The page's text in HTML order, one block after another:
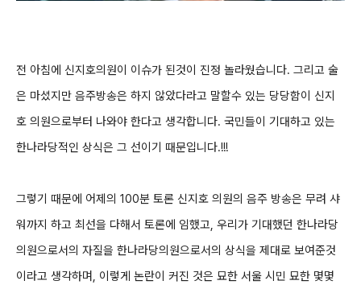
전 아침에 신지호의원이 이슈가 된것이 진정 놀라웠습니다. 그리고 술
은 마셨지만 음주방송은 하지 않았다라고 말할수 있는 당당함이 신지
호 의원으로부터 나와야 한다고 생각합니다. 국민들이 기대하고 있는
한나라당적인 상식은 그 선이기 때문입니다.!!!
그렇기 때문에 어제의 100분 토론 신지호 의원의 음주 방송은 무려 샤
워까지 하고 최선을 다해서 토론에 임했고, 우리가 기대했던 한나라당
의원으로서의 자질을 한나라당의원으로서의 상식을 제대로 보여준것
이라고 생각하며, 이렇게 논란이 커진 것은 묘한 서울 시민 묘한 몇몇